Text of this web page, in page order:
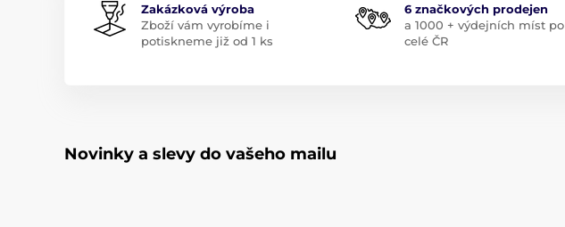
Zakázková výroba
Zboží vám vyrobíme i
potiskneme již od 1 ks
6 značkových prodejen
a 1000 + výdejních míst po
celé ČR
Novinky a slevy do vašeho mailu